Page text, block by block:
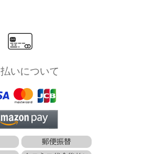
いについて